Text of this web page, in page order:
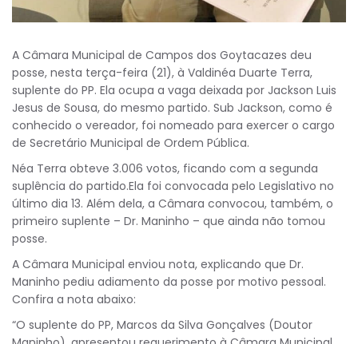
A Câmara Municipal de Campos dos Goytacazes deu
posse, nesta terça-feira (21), à Valdinéa Duarte Terra,
suplente do PP. Ela ocupa a vaga deixada por Jackson Luis
Jesus de Sousa, do mesmo partido. Sub Jackson, como é
conhecido o vereador, foi nomeado para exercer o cargo
de Secretário Municipal de Ordem Pública.
Néa Terra obteve 3.006 votos, ficando com a segunda
suplência do partido.Ela foi convocada pelo Legislativo no
último dia 13. Além dela, a Câmara convocou, também, o
primeiro suplente – Dr. Maninho – que ainda não tomou
posse.
A Câmara Municipal enviou nota, explicando que Dr.
Maninho pediu adiamento da posse por motivo pessoal.
Confira a nota abaixo:
“O suplente do PP, Marcos da Silva Gonçalves (Doutor